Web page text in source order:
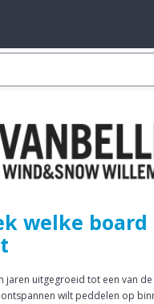
welke
jaren uitgegroeid tot een van
wilt peddelen op